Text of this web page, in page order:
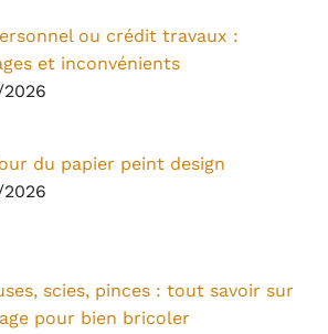
ou crédit travaux :
et inconvénients
du papier peint design
scies, pinces : tout savoir sur
pour bien bricoler